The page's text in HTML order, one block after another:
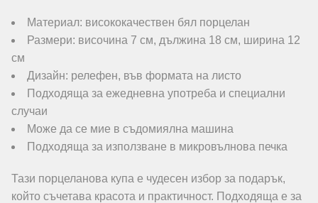
Материал: висококачествен бял порцелан
Размери: височина 7 см, дължина 18 см, ширина 12
см
Дизайн: релефен, във формата на листо
Подходяща за ежедневна употреба и специални
случаи
Може да се мие в съдомиялна машина
Подходяща за използване в микровълнова печка
Тази порцеланова купа е чудесен избор за подарък,
който съчетава красота и практичност. Подходяща е за